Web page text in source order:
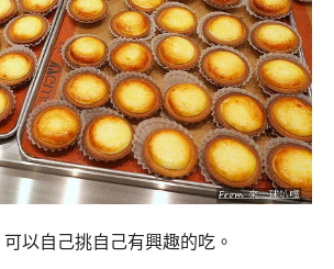
以自己挑自己有興趣的吃。